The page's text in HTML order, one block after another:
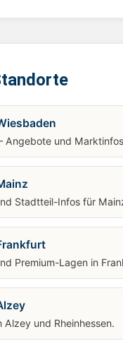
und
Stadtteil-Infos für
Premium-Lagen in
Alzey und Rheinhessen.